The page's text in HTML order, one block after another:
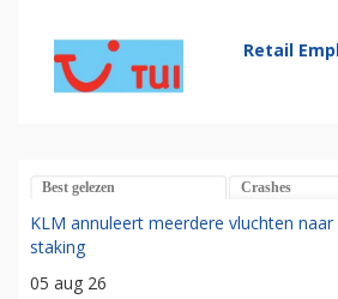
Retail
Best gelezen Crashes
KLM annuleert meerdere vluchten
staking
05 aug 26